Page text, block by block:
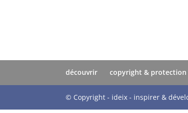
découvrir copyright & protection
© Copyright - ideix - inspirer &